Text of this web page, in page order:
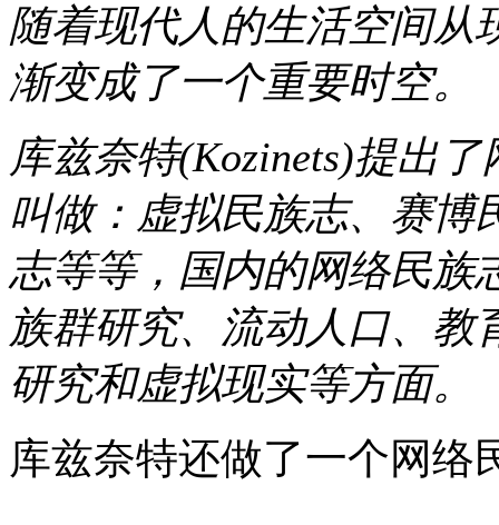
随着现代人的生活空间从
渐变成了一个重要时空。
库兹奈特(Kozinets)提出
叫做：虚拟民族志、赛博
志等等，国内的网络民族
族群研究、流动人口、教
研究和虚拟现实等方面。
库兹奈特还做了一个网络